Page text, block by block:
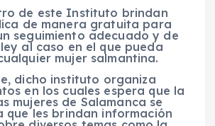
de este Instituto brindan
de manera gratuita para
seguimiento adecuado y de
al caso en el que pueda
mujer salmantina.
dicho instituto organiza
en los cuales espera que la
mujeres de Salamanca se
que les brindan información